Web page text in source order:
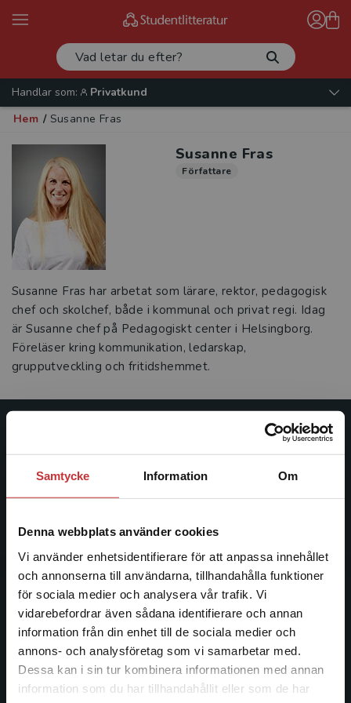
Samtycke Information Om
Denna webbplats använder cookies
Vi använder enhetsidentifierare för att anpassa innehållet
och annonserna till användarna, tillhandahålla funktioner
för sociala medier och analysera vår trafik. Vi
vidarebefordrar även sådana identifierare och annan
information från din enhet till de sociala medier och
annons- och analysföretag som vi samarbetar med.
Dessa kan i sin tur kombinera informationen med annan
information som du har tillhandahållit eller som de har
Begränsad fraktregion
Det verkar som att du besöker
Handlar som:
Privatkund
Hem / Susanne Fras
Susanne Fras
Författare
Susanne Fras har arbetat som lärare, rektor, pedagogisk
chef och skolchef, både i kommunal och privat regi. Idag
är Susanne chef på Pedagogiskt center i Helsingborg.
Föreläser kring kommunikation, ledarskap,
grupputveckling och fritidshemmet.
Studentlitteratur grundades 1963 och är idag Sveriges
ledande utbildningsförlag. Med läromedel, kurslitteratur,
informationstjänster i utbudet, finns Studentlitteratur med
längs hela kunskapsresan.
Kontakta oss
Kontakta oss
046-31 20 00
Postadress: